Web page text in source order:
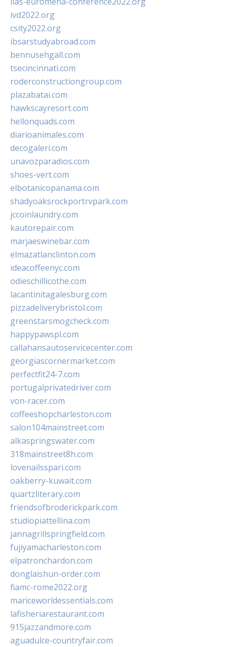
ivd2022.org
csity2022.org
ibsarstudyabroad.com
bennusehgall.com
tsecincinnati.com
roderconstructiongroup.com
plazabatai.com
hawkscayresort.com
hellonquads.com
diarioanimales.com
decogaleri.com
unavozparadios.com
shoes-vert.com
elbotanicopanama.com
shadyoaksrockportrvpark.com
jccoinlaundry.com
kautorepair.com
marjaeswinebar.com
elmazatlanclinton.com
ideacoffeenyc.com
odieschillicothe.com
lacantinitagalesburg.com
pizzadeliverybristol.com
greenstarsmogcheck.com
happypawspl.com
callahansautoservicecenter.com
georgiascornermarket.com
perfectfit24-7.com
portugalprivatedriver.com
von-racer.com
coffeeshopcharleston.com
salon104mainstreet.com
alkaspringswater.com
318mainstreet8h.com
lovenailsspari.com
oakberry-kuwait.com
quartzliterary.com
friendsofbroderickpark.com
studiopiattellina.com
jannagrillspringfield.com
fujiyamacharleston.com
elpatronchardon.com
donglaishun-order.com
fiamc-rome2022.org
mariceworldessentials.com
lafisheriarestaurant.com
915jazzandmore.com
aguadulce-countryfair.com